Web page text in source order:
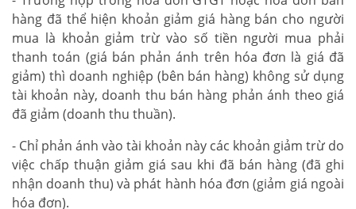
hàng đã thể hiện khoản giảm giá hàng bán cho người
mua là khoản giảm trừ vào số tiền người mua phải
thanh toán (giá bán phản ánh trên hóa đơn là giá đã
giảm) thì doanh nghiệp (bên bán hàng) không sử dụng
tài khoản này, doanh thu bán hàng phản ánh theo giá
đã giảm (doanh thu thuần).
- Chỉ phản ánh vào tài khoản này các khoản giảm trừ do
việc chấp thuận giảm giá sau khi đã bán hàng (đã ghi
nhận doanh thu) và phát hành hóa đơn (giảm giá ngoài
hóa đơn).